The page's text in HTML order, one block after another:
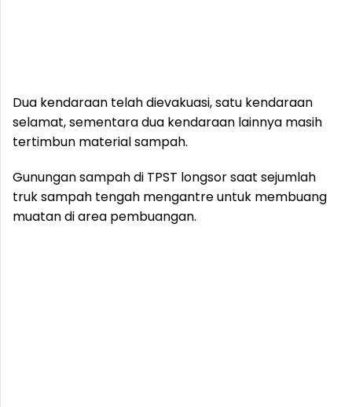
Dua kendaraan telah dievakuasi, satu kendaraan
selamat, sementara dua kendaraan lainnya masih
tertimbun material sampah.
Gunungan sampah di TPST longsor saat sejumlah
truk sampah tengah mengantre untuk membuang
muatan di area pembuangan.